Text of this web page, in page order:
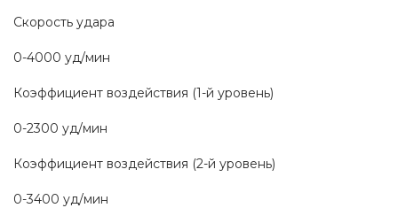
Скорость удара
0-4000 уд/мин
Коэффициент воздействия (1-й уровень)
0-2300 уд/мин
Коэффициент воздействия (2-й уровень)
0-3400 уд/мин